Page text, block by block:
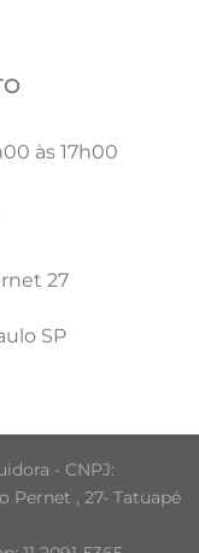
às 17h00
27
SP
- CNPJ:
Pernet , 27- Tatuapé